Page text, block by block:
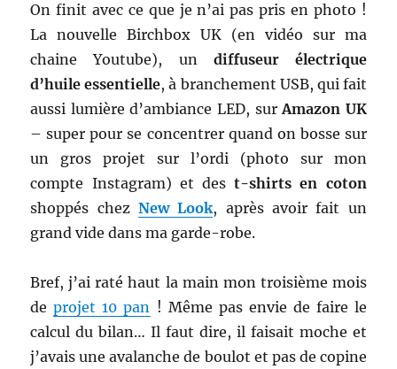
On finit avec ce que je n’ai pas pris en photo !
La nouvelle Birchbox UK (en vidéo sur ma
chaine Youtube), un diffuseur électrique
d’huile essentielle, à branchement USB, qui fait
aussi lumière d’ambiance LED, surAmazon UK
– super pour se concentrer quand on bosse sur
un gros projet sur l’ordi (photo sur mon
compte Instagram) et dest-shirts en coton
shoppés chezNew Look, après avoir fait un
grand vide dans ma garde-robe.
Bref, j’ai raté haut la main mon troisième mois
deprojet 10 pan ! Même pas envie de faire le
calcul du bilan… Il faut dire, il faisait moche et
j’avais une avalanche de boulot et pas de copine